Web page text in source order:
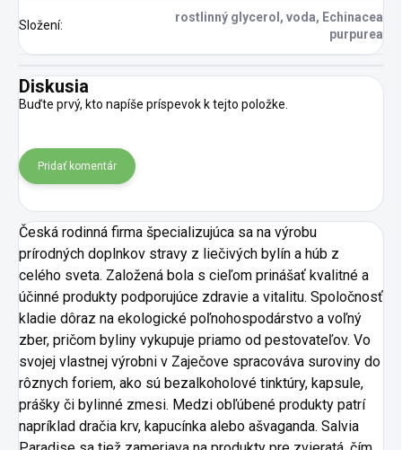
Složení:
rostlinný glycerol, voda, Echinacea
purpurea
Diskusia
Buďte prvý, kto napíše príspevok k tejto položke.
Pridať komentár
Česká rodinná firma špecializujúca sa na výrobu
prírodných doplnkov stravy z liečivých bylín a húb z
celého sveta. Založená bola s cieľom prinášať kvalitné a
účinné produkty podporujúce zdravie a vitalitu. Spoločnosť
kladie dôraz na ekologické poľnohospodárstvo a voľný
zber, pričom byliny vykupuje priamo od pestovateľov. Vo
svojej vlastnej výrobni v Zaječove spracováva suroviny do
rôznych foriem, ako sú bezalkoholové tinktúry, kapsule,
prášky či bylinné zmesi. Medzi obľúbené produkty patrí
napríklad dračia krv, kapucínka alebo ašvaganda. Salvia